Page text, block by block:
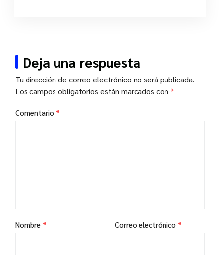
Deja una respuesta
Tu dirección de correo electrónico no será publicada.
Los campos obligatorios están marcados con *
Comentario *
Nombre * Correo electrónico *